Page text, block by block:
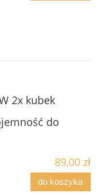
2x kubek
do
89,00 zł
do koszyka